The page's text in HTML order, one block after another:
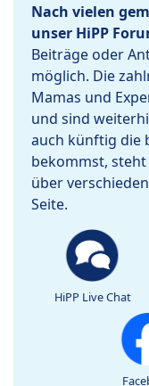
Nach vielen
unser HiPP
Beiträge oder
möglich. Die
Mamas und
und sind
auch künftig die
bekommst,
über
Seite.
HiPP Live Chat